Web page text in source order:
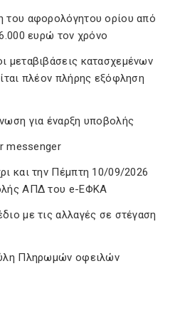
του αφορολόγητου ορίου από
ευρώ τον χρόνο
μεταβιβάσεις κατασχεμένων
πλέον πλήρης εξόφληση
για έναρξη υποβολής
messenger
και την Πέμπτη 10/09/2026
ΑΠΔ του e-ΕΦΚΑ
με τις αλλαγές σε στέγαση
Πληρωμών οφειλών